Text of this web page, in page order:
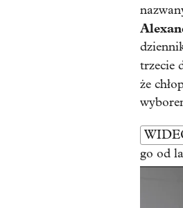
trzecie
że
go od